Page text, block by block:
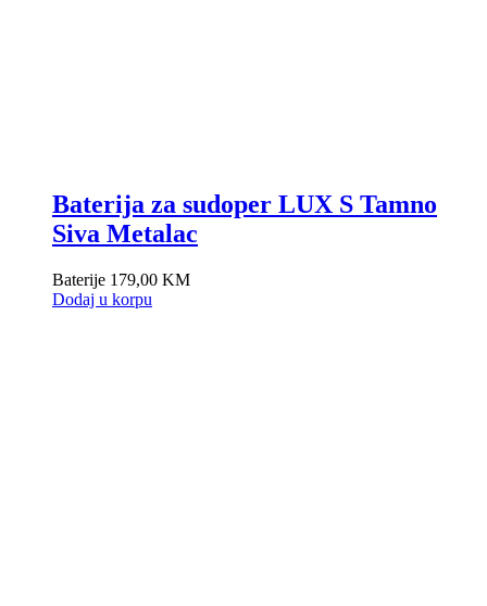
Baterija za sudoper LUX S Tamno
Siva Metalac
Baterije 179,00 KM
Dodaj u korpu